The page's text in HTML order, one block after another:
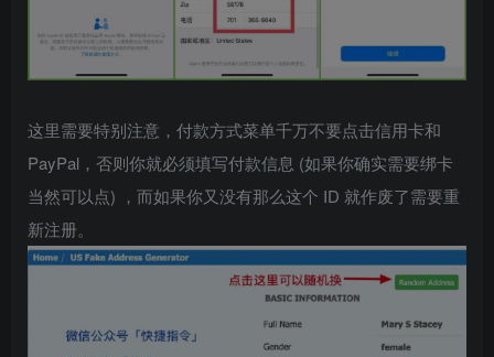
这里需要特别注意，付款方式菜单千万不要点击信用卡和
PayPal，否则你就必须填写付款信息 (如果你确实需要绑卡
当然可以点) ，而如果你又没有那么这个 ID 就作废了需要重
新注册。